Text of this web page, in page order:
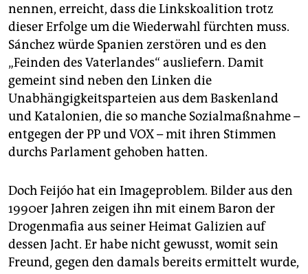
nennen, erreicht, dass die Linkskoalition trotz
dieser Erfolge um die Wiederwahl fürchten muss.
Sánchez würde Spanien zerstören und es den
„Feinden des Vaterlandes“ ausliefern. Damit
gemeint sind neben den Linken die
Unabhängigkeitsparteien aus dem Baskenland
und Katalonien, die so manche Sozialmaßnahme –
entgegen der PP und VOX – mit ihren Stimmen
durchs Parlament gehoben hatten.
Doch Feijóo hat ein Imageproblem. Bilder aus den
1990er Jahren zeigen ihn mit einem Baron der
Drogenmafia aus seiner Heimat Galizien auf
dessen Jacht. Er habe nicht gewusst, womit sein
Freund, gegen den damals bereits ermittelt wurde,